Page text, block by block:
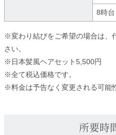
8時
※変わり結びをご希望の場合は、
さい。
※日本髪風ヘアセット5,500円
※全て税込価格です。
※料金は予告なく変更される可能
所要時